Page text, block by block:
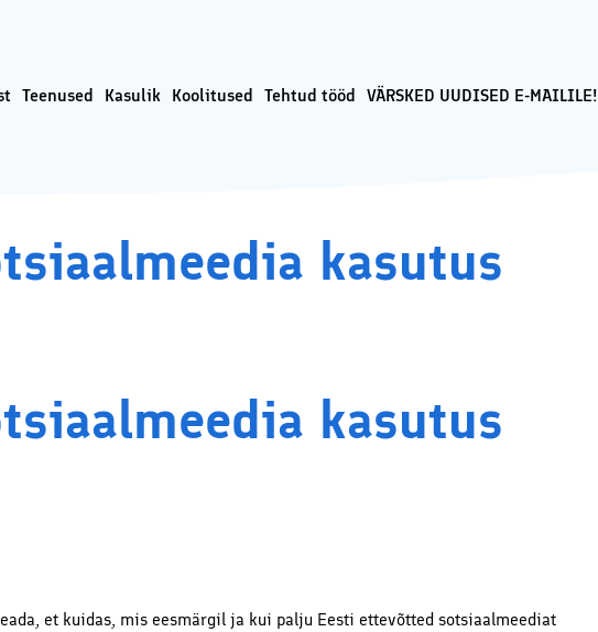
Teenused
tegemine ja tehniline
Ads reklaami haldamine ja
turvalisuse ja veibi loengud
Kasulik Koolitused
Instagramis
Veebikoolitus – sissejuhatus
meiliturundusse
Koolitaja Maido Mesipuu
Tehtud tööd VÄRSKED UUDISED E-MAILILE!
kasutus
kasutus
et kuidas, mis eesmärgil ja kui palju Eesti ettevõtted sotsiaalmeediat